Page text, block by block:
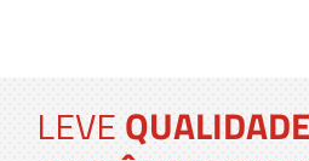
LEVE